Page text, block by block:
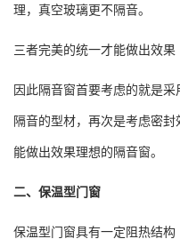
理，真空玻璃更不隔音。
三者完美的统一才能做出效果
因此隔音窗首要考虑的就是
隔音的型材，再次是考虑密
能做出效果理想的隔音窗。
二、保温型门窗
保温型门窗具有一定阻热结构